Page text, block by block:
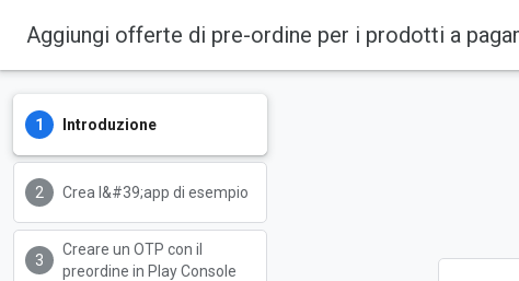
Aggiungi offerte di pre-ordine per i prodotti a
Introduzione
Crea l&#39;app di esempio
Creare un OTP con il
preordine in Play Console